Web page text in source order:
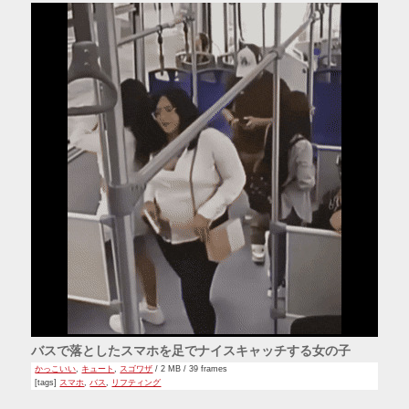
バスで落としたスマホを足でナイスキャッチする女の子
かっこいい, キュート, スゴワザ / 2 MB / 39 frames
[tags] スマホ,バス, リフティング